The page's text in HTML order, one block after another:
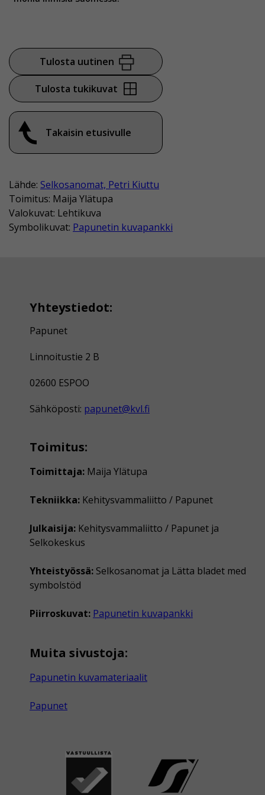
Tulosta uutinen
Tulosta tukikuvat
Takaisin etusivulle
Lähde: Selkosanomat, Petri Kiuttu
Toimitus: Maija Ylätupa
Valokuvat: Lehtikuva
Symbolikuvat: Papunetin kuvapankki
Yhteystiedot:
Papunet
Linnoitustie 2 B
02600 ESPOO
Sähköposti: papunet@kvl.fi
Toimitus:
Toimittaja: Maija Ylätupa
Tekniikka: Kehitysvammaliitto / Papunet
Julkaisija: Kehitysvammaliitto / Papunet ja
Selkokeskus
Yhteistyössä: Selkosanomat ja Lätta bladet med
symbolstöd
Piirroskuvat: Papunetin kuvapankki
Muita sivustoja:
Papunetin kuvamateriaalit
Papunet